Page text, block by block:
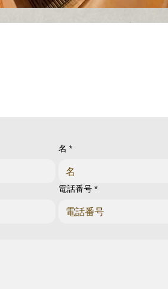
名 *
電話番号 *